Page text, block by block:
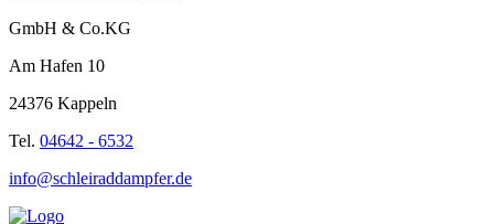
GmbH & Co.KG
Am Hafen 10
24376 Kappeln
Tel. 04642 - 6532
info@schleiraddampfer.de